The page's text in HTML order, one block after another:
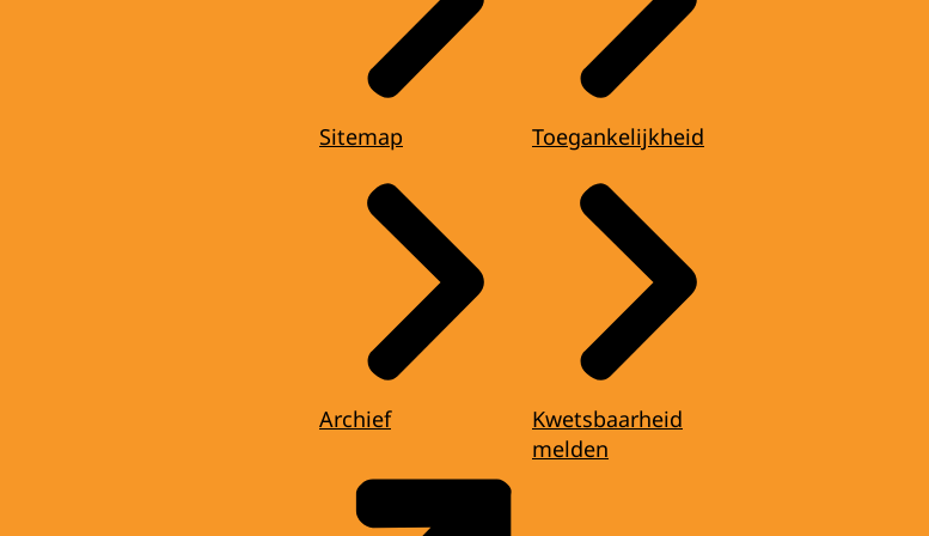
Sitemap
Archief
Toegankelijkheid
Kwetsbaarheid
melden